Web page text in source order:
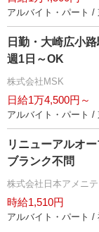
アルバイト・パート /
日勤・大崎広小
週1日～OK
株式会社MSK
日給1万4,500円～
アルバイト・パート /
リニューアルオ
ブランク不問
株式会社日本アメニ
時給1,510円
アルバイト・パート /